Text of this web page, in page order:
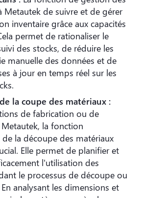
Metautek de suivre et de gérer
inventaire grâce aux capacités
permet de rationaliser le
des stocks, de réduire les
manuelle des données et de
à jour en temps réel sur les
la coupe des matériaux :
de fabrication ou de
la fonction
la découpe des matériaux
Elle permet de planifier et
l'utilisation des
le processus de découpe ou
analysant les dimensions et